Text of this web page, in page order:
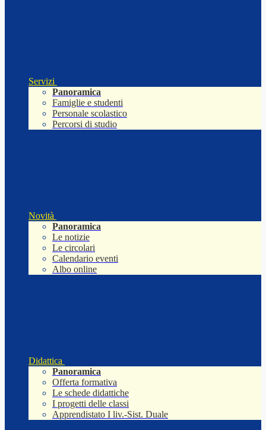
Servizi
Panoramica
Famiglie e studenti
Personale scolastico
Percorsi di studio
Novità
Panoramica
Le notizie
Le circolari
Calendario eventi
Albo online
Didattica
Panoramica
Offerta formativa
Le schede didattiche
I progetti delle classi
Apprendistato I liv.-Sist. Duale